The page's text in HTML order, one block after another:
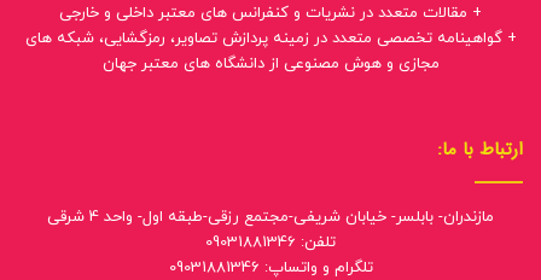
+ مقالات متعدد در نشریات و کنفرانس های معتبر داخلی و خارجی
+ گواهینامه تخصصی متعدد در زمینه پردازش تصاویر، رمزگشایی، شبکه های
مجازی و هوش مصنوعی از دانشگاه های معتبر جهان
ارتباط با ما:
مازندران- بابلسر- خیابان شریفی-مجتمع رزقی-طبقه اول- واحد 4 شرقی
تلفن: 09031881346
تلگرام و واتساپ: 09031881346